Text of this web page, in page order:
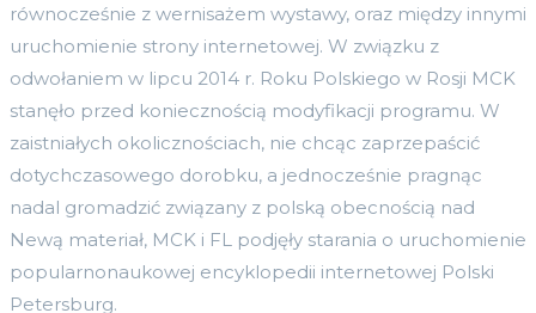
równocześnie z wernisażem wystawy, oraz między innymi
uruchomienie strony internetowej. W związku z
odwołaniem w lipcu 2014 r. Roku Polskiego w Rosji MCK
stanęło przed koniecznością modyfikacji programu. W
zaistniałych okolicznościach, nie chcąc zaprzepaścić
dotychczasowego dorobku, a jednocześnie pragnąc
nadal gromadzić związany z polską obecnością nad
Newą materiał, MCK i FL podjęły starania o uruchomienie
popularnonaukowej encyklopedii internetowej Polski
Petersburg.